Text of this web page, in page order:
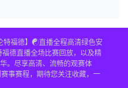
福德】☯️直播全程高清绿色安
德直播全场比赛回放，以及精
。尽享高清、流畅的观赛体
事赛程，期待您关注收藏，一